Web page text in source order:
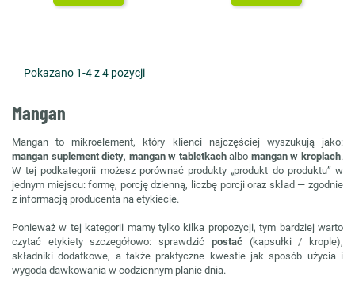
Pokazano 1-4 z 4 pozycji
Mangan
Mangan to mikroelement, który klienci najczęściej wyszukują jako:
mangan suplement diety, mangan w tabletkachalbo mangan w kroplach.
W tej podkategorii możesz porównać produkty „produkt do produktu” w
jednym miejscu: formę, porcję dzienną, liczbę porcji oraz skład — zgodnie
z informacją producenta na etykiecie.
Ponieważ w tej kategorii mamy tylko kilka propozycji, tym bardziej warto
czytać etykiety szczegółowo: sprawdzić postać(kapsułki / krople),
składniki dodatkowe, a także praktyczne kwestie jak sposób użycia i
wygoda dawkowania w codziennym planie dnia.